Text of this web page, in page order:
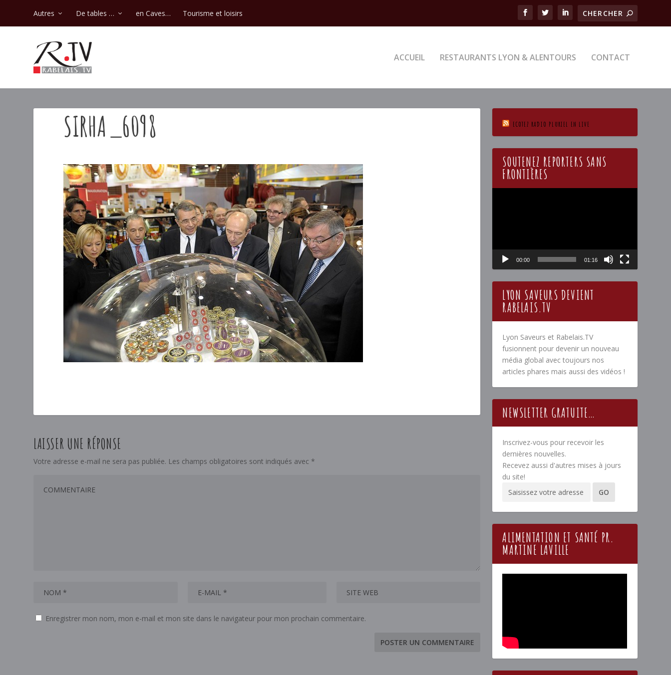
Autres De tables … en Caves… Tourisme et loisirs
ACCUEIL RESTAURANTS LYON & ALENTOURS CONTACT
SIRHA_6098
LAISSER UNE RÉPONSE
Votre adresse e-mail ne sera pas publiée. Les champs obligatoires sont indiqués avec *
Enregistrer mon nom, mon e-mail et mon site dans le navigateur pour mon prochain commentaire.
ECOTEZ RADIO PLURIEL EN LIVE
SOUTENEZ REPORTERS SANS
FRONTIÈRES
00:00 01:16
LYON SAVEURS DEVIENT
RABELAIS.TV
Lyon Saveurs et Rabelais.TV
fusionnent pour devenir un nouveau
média global avec toujours nos
articles phares mais aussi des vidéos !
NEWSLETTER GRATUITE…
Inscrivez-vous pour recevoir les
dernières nouvelles.
Recevez aussi d'autres mises à jours
du site!
ALIMENTATION ET SANTÉ PR.
MARTINE LAVILLE